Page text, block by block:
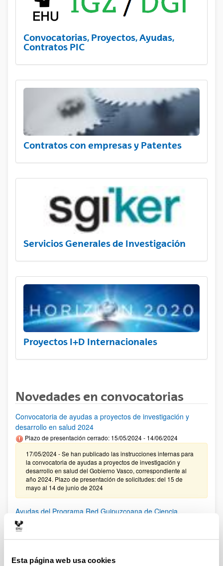
Esta página web usa cookies
Convocatorias, Proyectos, Ayudas,
Contratos PIC
Contratos con empresas y Patentes
Servicios Generales de Investigación
Proyectos I+D Internacionales
Novedades en convocatorias
Convocatoria de ayudas a proyectos de investigación y
desarrollo en salud 2024
Plazo de presentación cerrado: 15/05/2024 - 14/06/2024
17/05/2024 - Se han publicado las instrucciones internas para
la convocatoria de ayudas a proyectos de investigación y
desarrollo en salud del Gobierno Vasco, correspondiente al
año 2024. Plazo de presentación de solicitudes: del 15 de
mayo al 14 de junio de 2024
Ayudas del Programa Red Guipuzcoana de Ciencia,
Tecnología e Innovación 2024
El plazo para presentar solicitudes finaliza el 7 de junio de